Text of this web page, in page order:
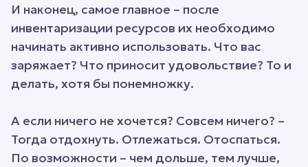
И наконец, самое главное – после
инвентаризации ресурсов их необходимо
начинать активно использовать. Что вас
заряжает? Что приносит удовольствие? То и
делать, хотя бы понемножку.
А если ничего не хочется? Совсем ничего? –
Тогда отдохнуть. Отлежаться. Отоспаться.
По возможности – чем дольше, тем лучше,